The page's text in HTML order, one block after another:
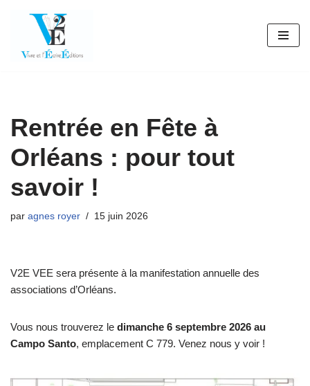
au
Rentrée en Fête à
Orléans : pour tout
savoir !
par agnes royer 15 juin 2026
V2E VEE sera présente à la manifestation annuelle des
associations d’Orléans.
Vous nous trouverez le dimanche 6 septembre 2026 au
Campo Santo, emplacement C 779. Venez nous y voir !